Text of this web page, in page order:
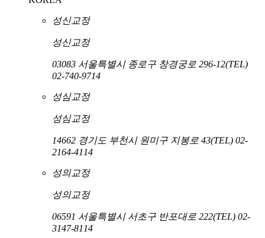
성신교정
성신교정
03083 서울특별시 종로구 창경궁로 296-12(TEL)
02-740-9714
성심교정
성심교정
14662 경기도 부천시 원미구 지봉로 43(TEL) 02-
2164-4114
성의교정
성의교정
06591 서울특별시 서초구 반포대로 222(TEL) 02-
3147-8114